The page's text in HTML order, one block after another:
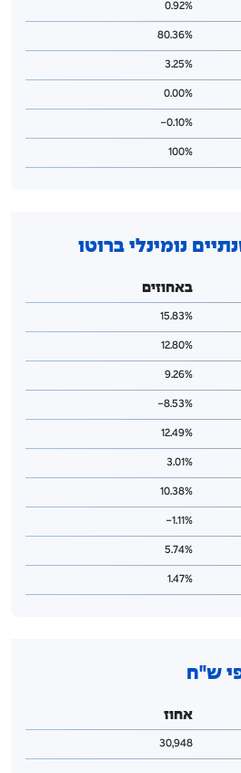
0.92%
80.36%
3.25%
0.00%
0.10%-
100%
נומינלי ברוטו
באחוזים
15.83%
12.80%
9.26%
8.53%-
12.49%
3.01%
10.38%
1.11%-
5.74%
1.47%
ש"ח
אחוז
30,948